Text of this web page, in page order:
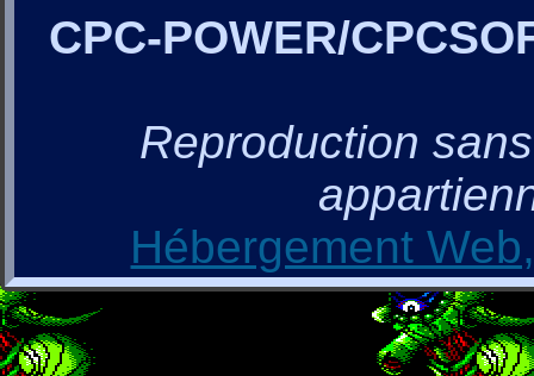
CPC-POWER/
Reproduction
Hébergement